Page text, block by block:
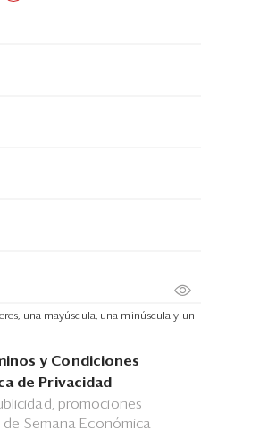
una mayúscula, una minúscula y un
y Condiciones
de Privacidad
promociones
Semana Económica